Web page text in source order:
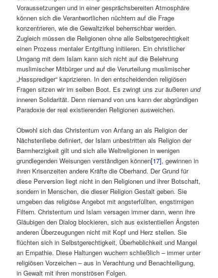
Voraussetzungen und in einer gesprächsbereiten Atmosphäre
können sich die Verantwortlichen nüchtern auf die Frage
konzentrieren, wie die Gewaltzirkel beherrschbar werden.
Zugleich müssen die Religionen ohne alle Selbstgerechtigkeit
einen Prozess mentaler Entgiftung initiieren. Ein christlicher
Umgang mit dem Islam kann sich nicht auf die Belehrung
muslimischer Mitbürger und auf die Verurteilung muslimischer
„Hassprediger“ kaprizieren. In den entscheidenden religiösen
Fragen sitzen wir im selben Boot. Es zwingt uns zur äußerenund
inneren Solidarität. Denn niemand von uns kann der abgründigen
Paradoxie der real existierenden Religionen ausweichen.
Obwohl sich das Christentum von Anfang an als Religion der
Nächstenliebe definiert, der Islam unbestritten als Religion der
Barmherzigkeit gilt und sich alle Weltreligionen in wenigen
grundlegenden Weisungen verständigen können[17], gewinnen in
ihren Krisenzeiten andere Kräfte die Oberhand. Der Grund für
diese Perversion liegt nicht in den Religionen und ihrer Botschaft,
sondern in Menschen, die dieser Religion Gestalt geben. Sie
umgeben das religiöse Angebot mit angsterfüllten, engstirnigen
Filtern. Christentum und Islam versagen immer dann, wenn ihre
Gläubigen den Dialog blockieren, sich aus existentiellen Ängsten
anderen Überzeugungen nicht mit Kopf und Herz stellen. Sie
flüchten sich in Selbstgerechtigkeit, Überheblichkeit und Mangel
an Empathie. Diese Haltungen wuchern schließlich – immer unter
religiösen Vorzeichen – aus in Verachtung und Benachteiligung,
in Gewalt mit ihren monströsen Folgen.